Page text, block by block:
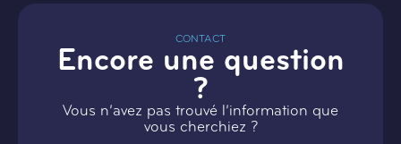
CONTACT
Encore une question
?
Vous n’avez pas trouvé l’information que
vous cherchiez ?